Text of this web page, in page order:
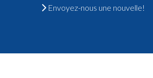
Envoyez-nous une nouvelle!